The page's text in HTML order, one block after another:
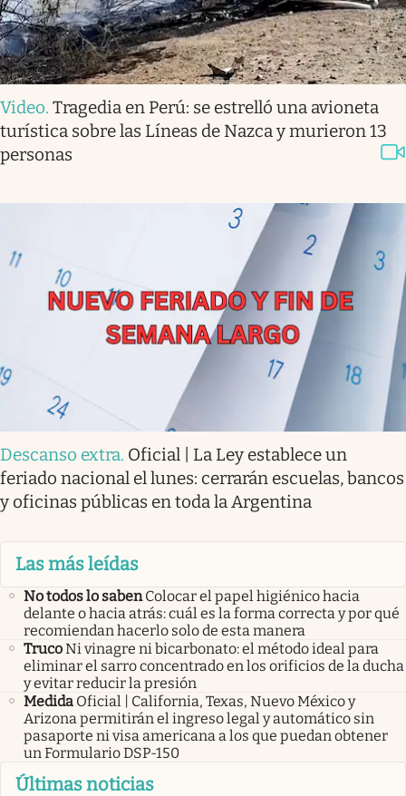
Video. Tragedia en Perú: se estrelló una avioneta
turística sobre las Líneas de Nazca y murieron 13
personas
Descanso extra. Oficial | La Ley establece un
feriado nacional el lunes: cerrarán escuelas, bancos
y oficinas públicas en toda la Argentina
Las más leídas
No todos lo saben Colocar el papel higiénico hacia
delante o hacia atrás: cuál es la forma correcta y por qué
recomiendan hacerlo solo de esta manera
TrucoNi vinagre ni bicarbonato: el método ideal para
eliminar el sarro concentrado en los orificios de la ducha
y evitar reducir la presión
Medida Oficial | California, Texas, Nuevo México y
Arizona permitirán el ingreso legal y automático sin
pasaporte ni visa americana a los que puedan obtener
un Formulario DSP-150
Últimas noticias